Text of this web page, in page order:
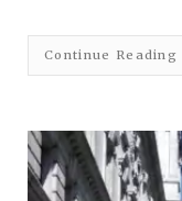
Continue Reading